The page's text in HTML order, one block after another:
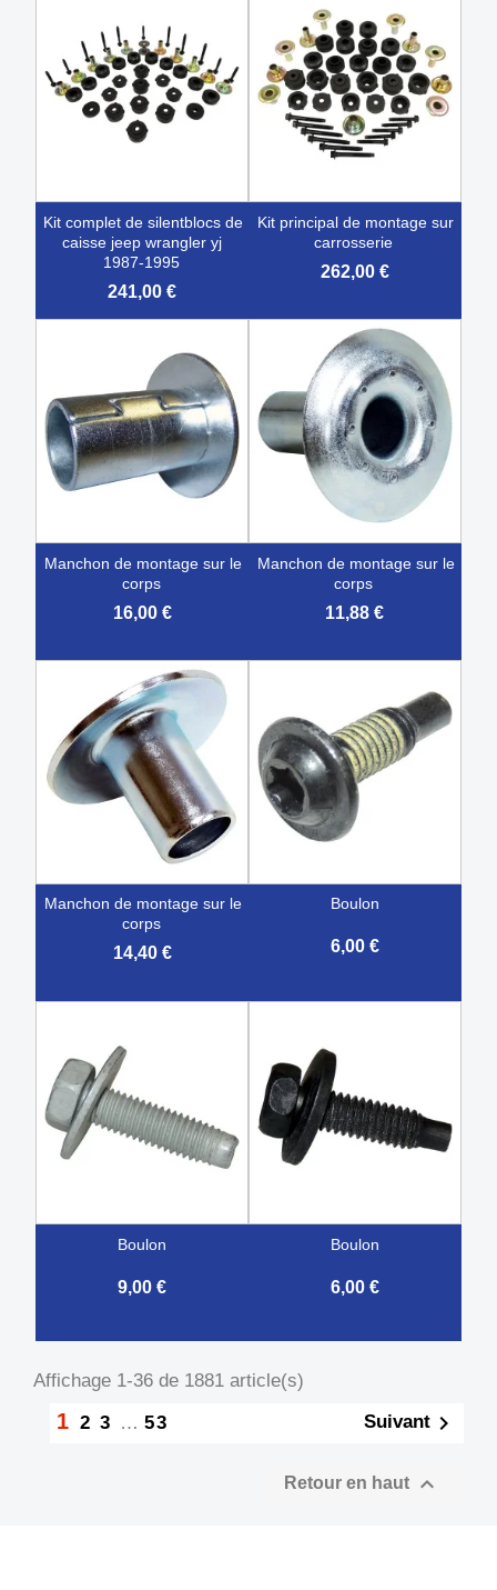
kit complet de silentblocs de
caisse jeep wrangler yj
1987-1995
241,00 €
kit principal de montage sur
carrosserie
262,00 €
manchon de montage sur le
corps
16,00 €
manchon de montage sur le
corps
11,88 €
manchon de montage sur le
corps
14,40 €
boulon
6,00 €
boulon
9,00 €
boulon
6,00 €
Affichage 1-36 de 1881 article(s)
1 2 3 … 53 Suivant 
Retour en haut 